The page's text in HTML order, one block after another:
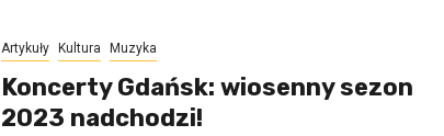
Artykuły Kultura Muzyka
Koncerty Gdańsk: wiosenny sezon
2023 nadchodzi!